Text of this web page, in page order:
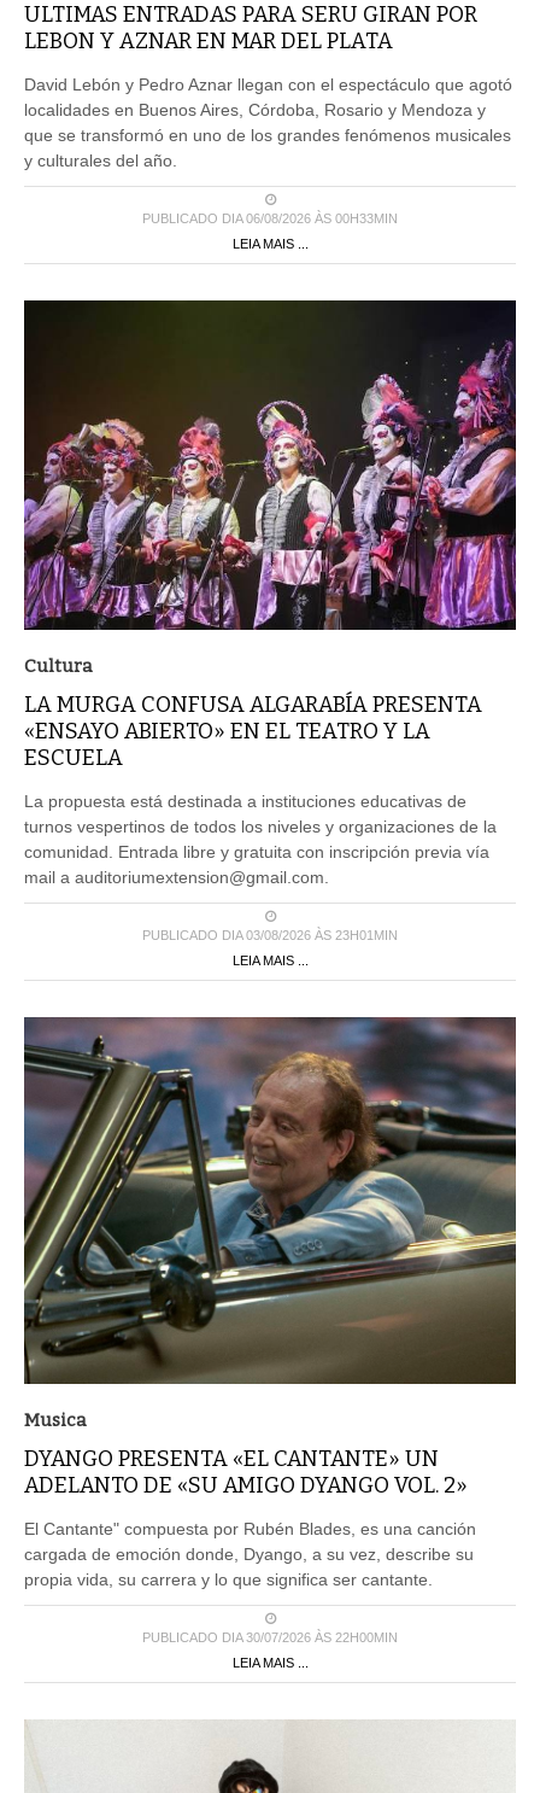
ULTIMAS ENTRADAS PARA SERU GIRAN POR
LEBON Y AZNAR EN MAR DEL PLATA
David Lebón y Pedro Aznar llegan con el espectáculo que agotó
localidades en Buenos Aires, Córdoba, Rosario y Mendoza y
que se transformó en uno de los grandes fenómenos musicales
y culturales del año.
PUBLICADO DIA 06/08/2026 ÀS 00H33MIN
LEIA MAIS ...
Cultura
LA MURGA CONFUSA ALGARABÍA PRESENTA
«ENSAYO ABIERTO» EN EL TEATRO Y LA
ESCUELA
La propuesta está destinada a instituciones educativas de
turnos vespertinos de todos los niveles y organizaciones de la
comunidad. Entrada libre y gratuita con inscripción previa vía
mail a auditoriumextension@gmail.com.
PUBLICADO DIA 03/08/2026 ÀS 23H01MIN
LEIA MAIS ...
Musica
DYANGO PRESENTA «EL CANTANTE» UN
ADELANTO DE «SU AMIGO DYANGO VOL. 2»
El Cantante" compuesta por Rubén Blades, es una canción
cargada de emoción donde, Dyango, a su vez, describe su
propia vida, su carrera y lo que significa ser cantante.
PUBLICADO DIA 30/07/2026 ÀS 22H00MIN
LEIA MAIS ...